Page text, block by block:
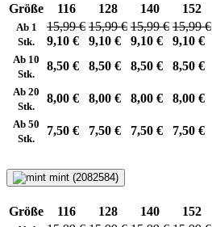
Größe 116 128 140 152
Ab 1
Stk.
15,99 €
9,10 €
15,99 €
9,10 €
15,99 €
9,10 €
15,99 €
9,10 €
Ab 10
Stk.
8,50 € 8,50 € 8,50 € 8,50 €
Ab 20
Stk.
8,00 € 8,00 € 8,00 € 8,00 €
Ab 50
Stk.
7,50 € 7,50 € 7,50 € 7,50 €
mint (2082584)
Größe 116 128 140 152